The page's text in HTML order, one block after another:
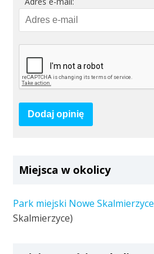
Dodaj opinię
Miejsca w okolicy
Park miejski Nowe Skalmierzyce
Skalmierzyce)